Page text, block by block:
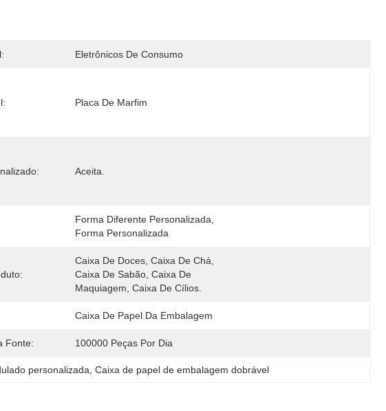
Eletrônicos De Consumo
Placa De Marfim
Aceita.
Forma Diferente Personalizada,
Forma Personalizada
Caixa De Doces, Caixa De Chá,
Caixa De Sabão, Caixa De
Maquiagem, Caixa De Cílios.
Caixa De Papel Da Embalagem
Fonte: 100000 Peças Por Dia
personalizada Caixa de papel de embalagem dobrável